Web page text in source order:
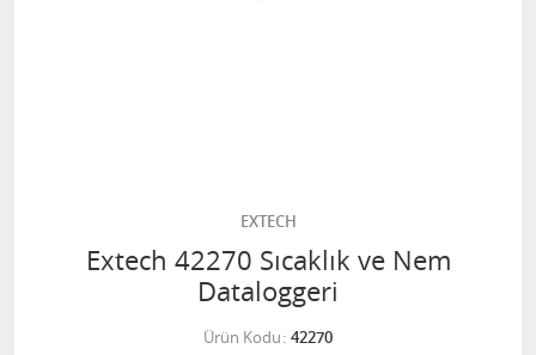
EXTECH
Extech 42270 Sıcaklık ve Nem
Dataloggeri
Ürün Kodu 42270